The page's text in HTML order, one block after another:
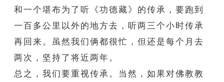
和一个堪布为了听《功德藏》的传承，要跑到
一百多公里以外的地方去，听两三个小时传承
再回来。虽然我们俩都很忙，但还是每个月去
两次，坚持了将近两年。
总之，我们要重视传承。当然，如果对佛教教